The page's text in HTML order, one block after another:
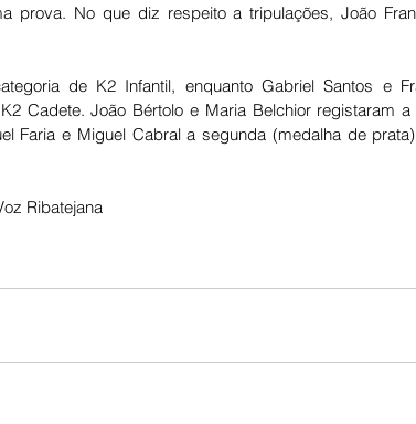
prova. No que diz respeito a tripulações, João
Cadete. João Bértolo e Maria Belchior registaram a
Faria e Miguel Cabral a segunda (medalha de
Ribatejana